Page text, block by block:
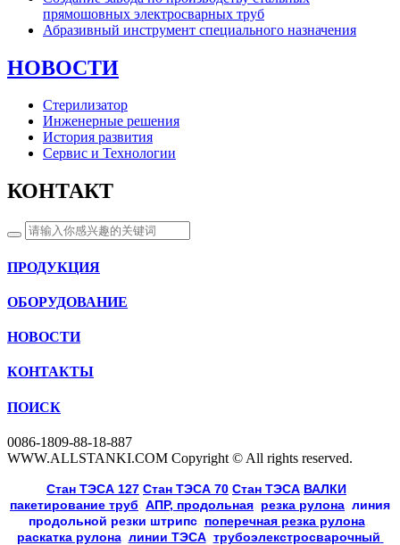
прямошовных электросварных труб
Абразивный инструмент специального назначения
НОВОСТИ
Стерилизатор
Инженерные решения
История развития
Сервис и Технологии
КОНТАКТ
ПРОДУКЦИЯ
ОБОРУДОВАНИЕ
НОВОСТИ
КОНТАКТЫ
ПОИСК
0086-1809-88-18-887
WWW.ALLSTANKI.COM Copyright © All rights reserved.
Cтан ТЭСА 127 Cтан ТЭСА 70 Cтан ТЭСА ВАЛКИ
пакетирование труб АПР, продольная резка рулона линия
продольной резки штрипс, поперечная резка рулона
раскатка рулона, линии ТЭСА, трубоэлекстросварочный